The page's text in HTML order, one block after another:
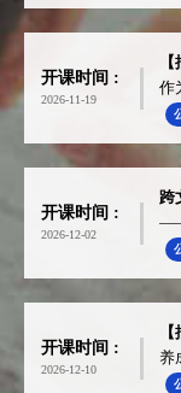
开课时间 :
2026-11-19
作
开课时间 :
2026-12-02
跨
—— 从跨文化冲突的根本原
开课时间 :
2026-12-10
养
惯